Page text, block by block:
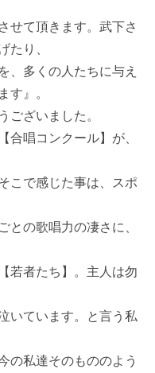
せて頂きます。武下さ
たり、
、多くの人たちに与え
す』。
ございました。
合唱コンクール】が、
こで感じた事は、スポ
の歌唱力の凄さに、
若者たち】。主人は勿
いています。と言う私
の私達そのもののよう